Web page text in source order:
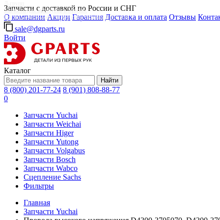
Запчасти с доставкой по России и СНГ
О компании Акции Гарантия Доставка и оплата Отзывы
sale@dgparts.ru
Войти
Каталог
Найти
8 (800) 201-77-24 8 (901) 808-88-77
0
Запчасти Yuchai
Запчасти Weichai
Запчасти Higer
Запчасти Yutong
Запчасти Volgabus
Запчасти Bosch
Запчасти Wabco
Сцепление Sachs
Фильтры
Главная
Запчасти Yuchai
Запчасти для автобусов в Москве
Грузовые автомобили, грузовая техника в Москве